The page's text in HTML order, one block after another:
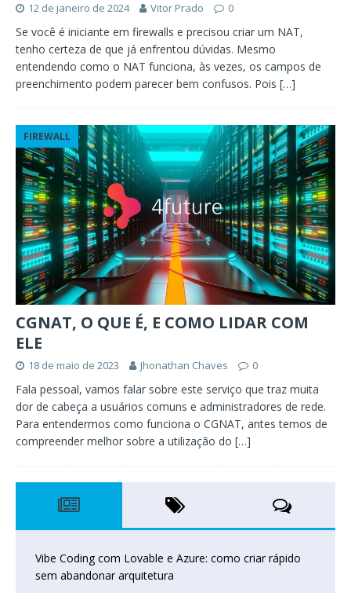
12 de janeiro de 2024 Vitor Prado 0
Se você é iniciante em firewalls e precisou criar um NAT,
tenho certeza de que já enfrentou dúvidas. Mesmo
entendendo como o NAT funciona, às vezes, os campos de
preenchimento podem parecer bem confusos. Pois […]
FIREWALL
CGNAT, O QUE É, E COMO LIDAR COM
ELE
18 de maio de 2023 Jhonathan Chaves 0
Fala pessoal, vamos falar sobre este serviço que traz muita
dor de cabeça a usuários comuns e administradores de rede.
Para entendermos como funciona o CGNAT, antes temos de
compreender melhor sobre a utilização do […]
Vibe Coding com Lovable e Azure: como criar rápido
sem abandonar arquitetura